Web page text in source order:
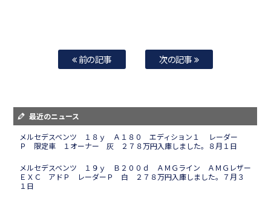
前の記事 次の記事
最近のニュース
メルセデスベンツ １８ｙ Ａ１８０ エディション１ レーダー
Ｐ 限定車 １オーナー 灰 ２７８万円入庫しました。８月１日
メルセデスベンツ １９ｙ Ｂ２００ｄ ＡＭＧライン ＡＭＧレザー
ＥＸＣ アドＰ レーダーＰ 白 ２７８万円入庫しました。７月３
１日